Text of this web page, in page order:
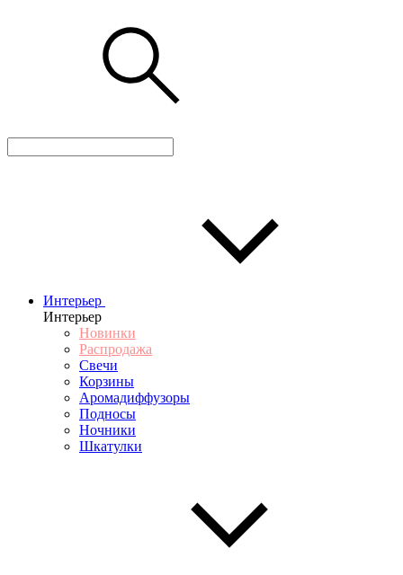
Интерьер
Интерьер
Новинки
Распродажа
Свечи
Корзины
Аромадиффузоры
Подносы
Ночники
Шкатулки